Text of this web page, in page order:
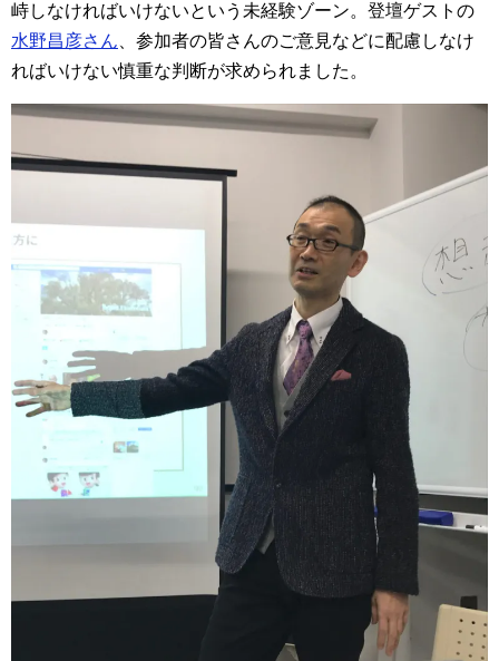
峙しなければいけないという未経験ゾーン。登壇ゲストの
水野昌彦さん、参加者の皆さんのご意見などに配慮しなけ
ればいけない慎重な判断が求められました。